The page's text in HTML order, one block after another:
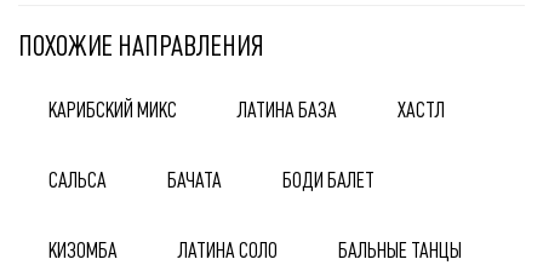
ПОХОЖИЕ НАПРАВЛЕНИЯ
КАРИБСКИЙ МИКС ЛАТИНА БАЗА ХАСТЛ
САЛЬСА БАЧАТА БОДИ БАЛЕТ
КИЗОМБА ЛАТИНА СОЛО БАЛЬНЫЕ ТАНЦЫ